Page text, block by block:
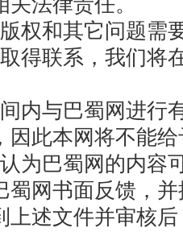
权和其它问题需
得联系，我们将
内与巴蜀网进行
因此本网将不能
为巴蜀网的内容
蜀网书面反馈，
上述文件并审核